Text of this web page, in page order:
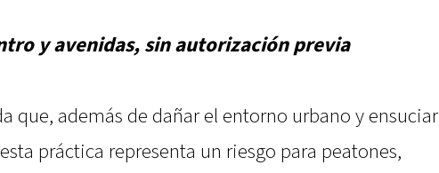
y avenidas, sin autorización previa
que, además de dañar el entorno urbano y ensuciar
práctica representa un riesgo para peatones,